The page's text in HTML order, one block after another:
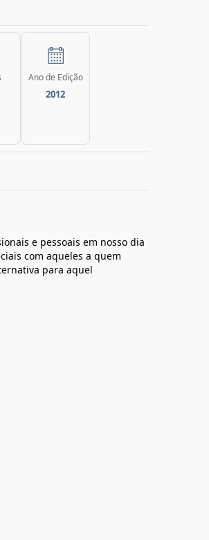
Ano de Edição
2012
e pessoais em nosso dia
com aqueles a quem
para aquel